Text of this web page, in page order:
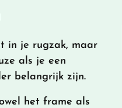
in je rugzak, maar
als je een
belangrijk zijn.
het frame als